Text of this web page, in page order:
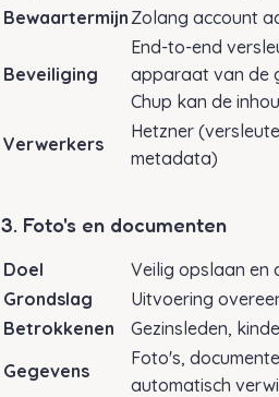
BewaartermijnZolang account
Beveiliging
End-to-end
apparaat van de
Chup kan de
Verwerkers
Hetzner
metadata)
3. Foto's en documenten
Doel
Veilig opslaan en
Grondslag
Uitvoering
Betrokkenen
Gezinsleden,
Gegevens
Foto's,
automatisch